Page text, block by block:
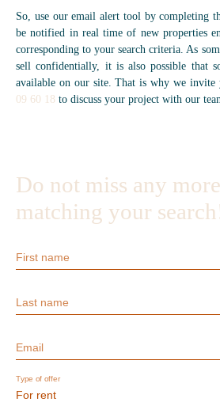
So, use our email alert tool by completing
be notified in real time of new properties
corresponding to your search criteria. As
sell confidentially, it is also possible that
available on our site. That is why we invite
09 60 18 to discuss your project with our
Do not miss any
matching your
First name
Last name
Email
For rent
Type of offer